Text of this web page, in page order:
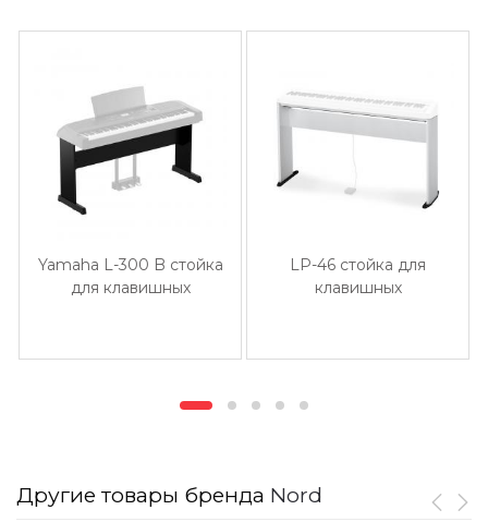
Yamaha L-300 B стойка
для клавишных
LP-46 стойка для
клавишных
Другие товары бренда Nord